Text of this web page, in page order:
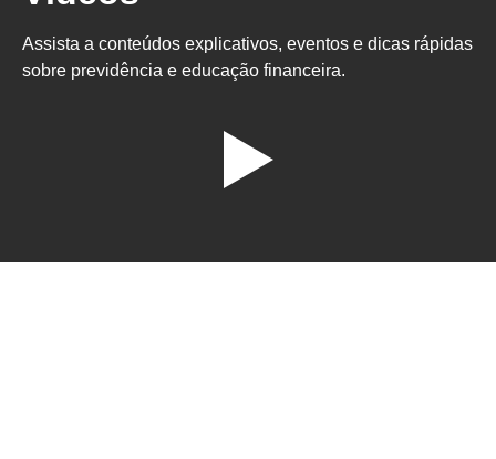
Assista a conteúdos explicativos, eventos e dicas rápidas
sobre previdência e educação financeira.